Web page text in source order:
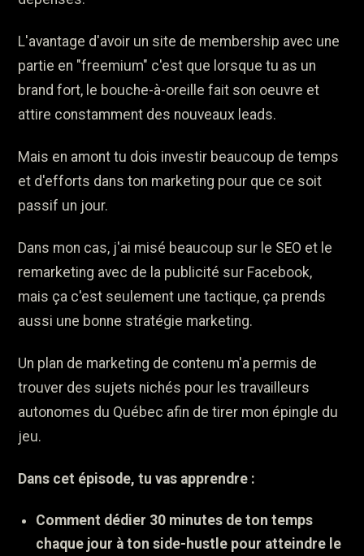
L'avantage d'avoir un site de membership avec une
partie en "freemium" c'est que lorsque tu as un
brand fort, le bouche-à-oreille fait son oeuvre et
attire constamment des nouveaux leads.
Mais en amont tu dois investir beaucoup de temps
et d'efforts dans ton marketing pour que ce soit
passif un jour.
Dans mon cas, j'ai misé beaucoup sur le SEO et le
remarketing avec de la publicité sur Facebook,
mais ça c'est seulement une tactique, ça prends
aussi une bonne stratégie marketing.
Un plan de marketing de contenu m'a permis de
trouver des sujets nichés pour les travailleurs
autonomes du Québec afin de tirer mon épingle du
jeu.
Dans cet épisode, tu vas apprendre :
Comment dédier 30 minutes de ton temps
chaque jour à ton side-hustle pour atteindre le